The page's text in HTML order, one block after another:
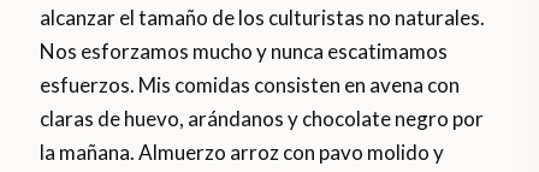
alcanzar el tamaño de los culturistas no naturales.
Nos esforzamos mucho y nunca escatimamos
esfuerzos. Mis comidas consisten en avena con
claras de huevo, arándanos y chocolate negro por
la mañana. Almuerzo arroz con pavo molido y